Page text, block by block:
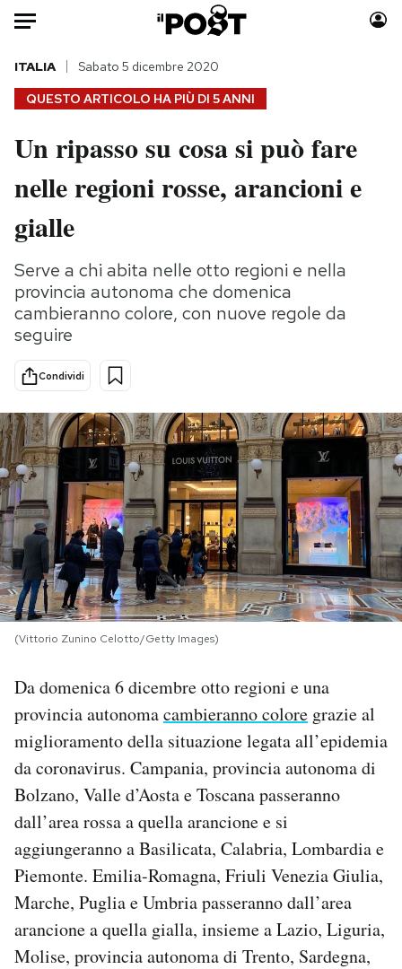
Auto
HOME
Italia
Politica
Tecnologia
Scienza
Cultura
Economia
Sport
Moda
Consumismi
Media
PODCAST
NEWSLETTER
I MIEI PREFERITI
SHOP
AREA PERSONALE
Area Personale
Newsletter
Notifiche mobile
QUESTO ARTICOLO HA PIÙ DI 5 ANNI
ITALIA Sabato 5 dicembre 2020
Un ripasso su cosa si può fare
nelle regioni rosse, arancioni e
gialle
Serve a chi abita nelle otto regioni e nella
provincia autonoma che domenica
cambieranno colore, con nuove regole da
seguire
Condividi
(Vittorio Zunino Celotto/Getty Images)
Da domenica 6 dicembre otto regioni e una
provincia autonomacambieranno colore grazie al
miglioramento della situazione legata all’epidemia
da coronavirus. Campania, provincia autonoma di
Bolzano, Valle d’Aosta e Toscana passeranno
dall’area rossa a quella arancione e si
aggiungeranno a Basilicata, Calabria, Lombardia e
Piemonte. Emilia-Romagna, Friuli Venezia Giulia,
Marche, Puglia e Umbria passeranno dall’area
arancione a quella gialla, insieme a Lazio, Liguria,
Molise, provincia autonoma di Trento, Sardegna,